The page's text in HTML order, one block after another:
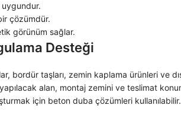
çözümdür.
görünüm sağlar.
Desteği
bordür taşları, zemin kaplama ürünleri
alan, montaj zemini ve teslimat
için beton duba çözümleri kullanılabilir.